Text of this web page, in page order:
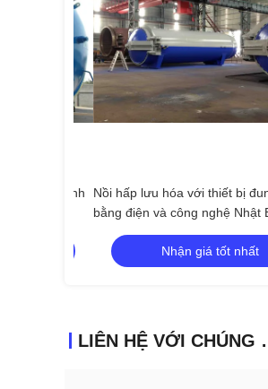
Nồi hấp lưu hóa với thiết bị đun
bằng điện và công nghệ Nhật Bản
Nhận giá tốt nhất
LIÊN